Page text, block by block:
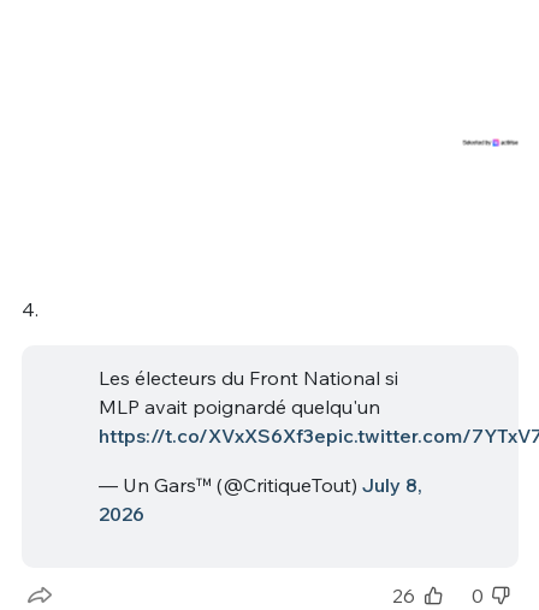
4.
Les électeurs du Front National si
MLP avait poignardé quelqu'un
https://t.co/XVxXS6Xf3epic.twitter.com/
— Un Gars™ (@CritiqueTout) July 8,
2026
26 0